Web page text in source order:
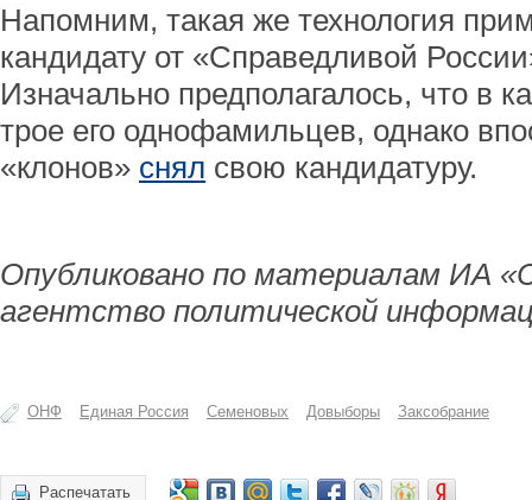
Напомним, такая же технология
кандидату от «Справедливой
Изначально предполагалось, что в
трое его однофамильцев, однако
«клонов» снял свою кандидатуру.
Опубликовано по материалам ИА
агентство политической
ОНФ Единая Россия Семеновых Довыборы Заксобрание
Распечатать